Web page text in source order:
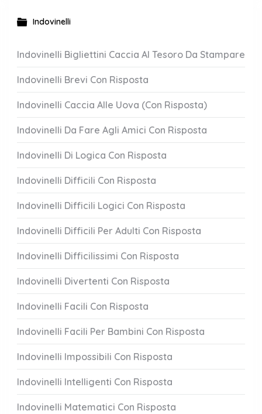
Indovinelli
Indovinelli Bigliettini Caccia Al Tesoro Da Stampare
Indovinelli Brevi Con Risposta
Indovinelli Caccia Alle Uova (Con Risposta)
Indovinelli Da Fare Agli Amici Con Risposta
Indovinelli Di Logica Con Risposta
Indovinelli Difficili Con Risposta
Indovinelli Difficili Logici Con Risposta
Indovinelli Difficili Per Adulti Con Risposta
Indovinelli Difficilissimi Con Risposta
Indovinelli Divertenti Con Risposta
Indovinelli Facili Con Risposta
Indovinelli Facili Per Bambini Con Risposta
Indovinelli Impossibili Con Risposta
Indovinelli Intelligenti Con Risposta
Indovinelli Matematici Con Risposta